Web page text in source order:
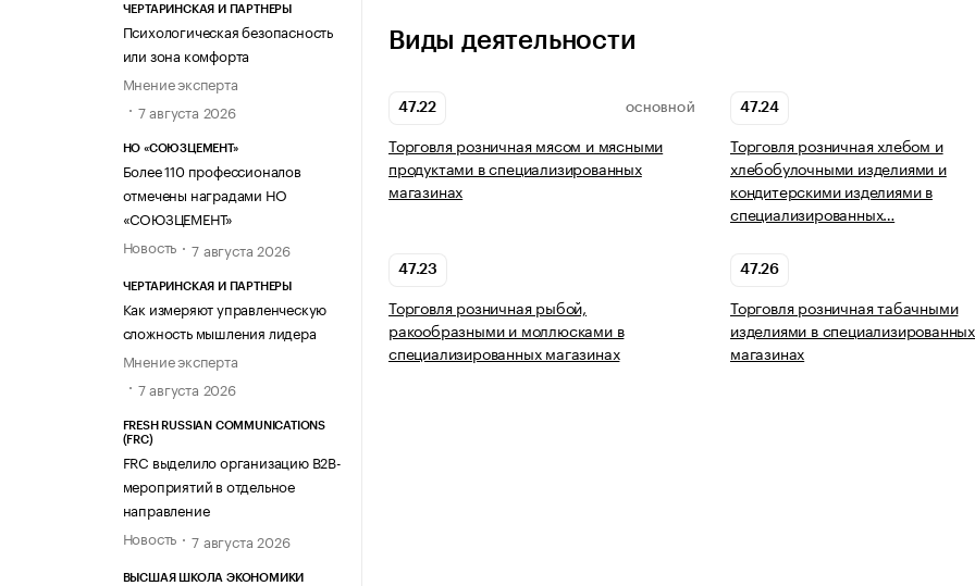
ЧЕРТАРИНСКАЯ И ПАРТНЕРЫ
Психологическая безопасность
или зона комфорта
Мнение эксперта
7 августа 2026
НО «СОЮЗЦЕМЕНТ»
Более 110 профессионалов
отмечены наградами НО
«СОЮЗЦЕМЕНТ»
Новость
7 августа 2026
ЧЕРТАРИНСКАЯ И ПАРТНЕРЫ
Как измеряют управленческую
сложность мышления лидера
Мнение эксперта
7 августа 2026
FRESH RUSSIAN COMMUNICATIONS
(FRC)
FRC выделило организацию B2B-
мероприятий в отдельное
направление
Новость
7 августа 2026
ВЫСШАЯ ШКОЛА ЭКОНОМИКИ
Виды деятельности
47.22 ОСНОВНОЙ
Торговля розничная мясом и мясными
продуктами в специализированных
магазинах
47.24
Торговля розничная хлебом и
хлебобулочными изделиями и
кондитерскими изделиями в
специализированных…
47.23
Торговля розничная рыбой,
ракообразными и моллюсками в
специализированных магазинах
47.26
Торговля розничная табачными
изделиями в специализированных
магазинах